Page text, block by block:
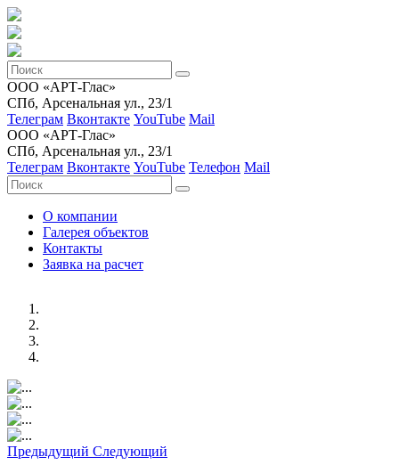
ООО «АРТ-Глас»
СПб, Арсенальная ул., 23/1
Телеграм Вконтакте YouTube Mail
ООО «АРТ-Глас»
СПб, Арсенальная ул., 23/1
Телеграм Вконтакте YouTube Телефон Mail
О компании
Галерея объектов
Контакты
Заявка на расчет
Предыдущий Следующий